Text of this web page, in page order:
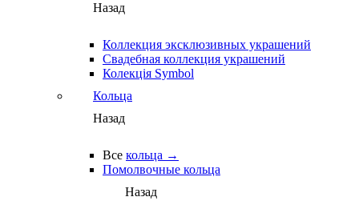
Назад
Коллекция эксклюзивных украшений
Свадебная коллекция украшений
Колекція Symbol
Кольца
Назад
Все кольца →
Помолвочные кольца
Назад